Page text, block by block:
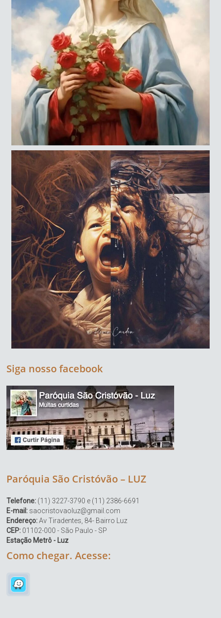
Siga nosso facebook
Paróquia São Cristóvão – LUZ
Telefone: (11) 3227-3790 e (11) 2386-6691
E-mail: saocristovaoluz@gmail.com
Endereço:Av Tiradentes, 84- Bairro Luz
CEP: 01102-000 - São Paulo - SP
Estação Metrô - Luz
Como chegar. Acesse: